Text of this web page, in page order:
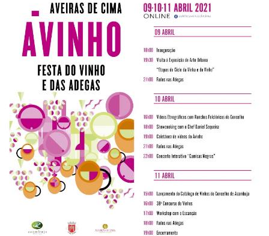
Educação
Estatuto Editorial
Ficha técnica
Cultura
Lazer